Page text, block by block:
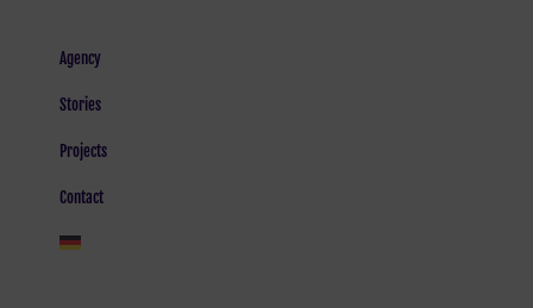
Agency
Stories
Projects
Contact